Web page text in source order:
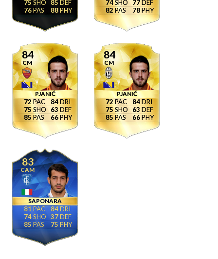
75
76
85
88
74
82
77
78
84
CM
PJANIĆ
72
75
85
84
63
66
84
CM
PJANIĆ
72
75
85
84
63
66
83
CAM
SAPONARA
81
74
85
84
37
75